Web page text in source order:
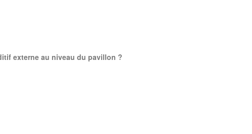
externe au niveau du pavillon ?